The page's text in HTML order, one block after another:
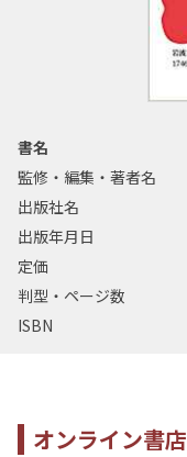
書名
監修・編集・著者名
出版社名
出版年月日
定価
判型・ページ数
ISBN
オンライン書店